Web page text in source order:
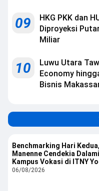
09
HKG PKK dan
Diproyeksi
Miliar
10
Luwu Utara
Economy
Bisnis
Benchmarking Hari
Manenne Cendekia
Kampus Vokasi di ITNY
06/08/2026